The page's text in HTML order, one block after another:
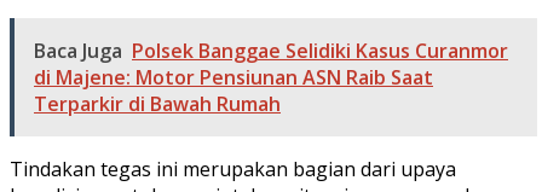
Baca Juga Polsek Banggae Selidiki Kasus Curanmor
di Majene: Motor Pensiunan ASN Raib Saat
Terparkir di Bawah Rumah
Tindakan tegas ini merupakan bagian dari upaya